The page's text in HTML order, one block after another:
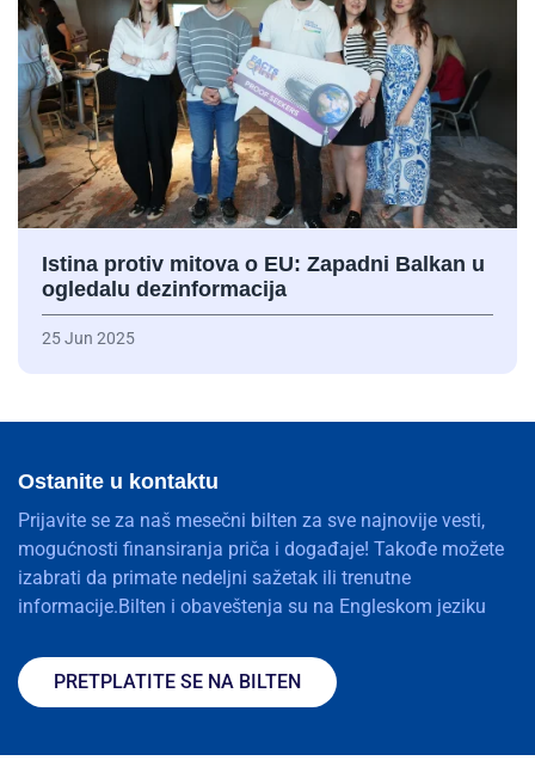
Istina protiv mitova o EU: Zapadni Balkan u
ogledalu dezinformacija
25 Jun 2025
Ostanite u kontaktu
Prijavite se za naš mesečni bilten za sve najnovije vesti,
mogućnosti finansiranja priča i događaje! Takođe možete
izabrati da primate nedeljni sažetak ili trenutne
informacije.Bilten i obaveštenja su na Engleskom jeziku
PRETPLATITE SE NA BILTEN